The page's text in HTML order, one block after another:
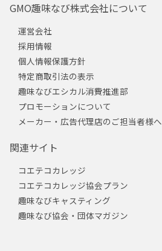
GMO趣味なび株式会社について
運営会社
採用情報
個人情報保護方針
特定商取引法の表示
趣味なびエシカル消費推進部
プロモーションについて
メーカー・広告代理店のご担当者様へ
関連サイト
コエテコカレッジ
コエテコカレッジ協会プラン
趣味なびキャスティング
趣味なび協会・団体マガジン